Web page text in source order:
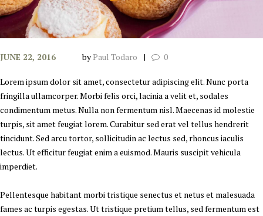
JUNE 22, 2016 byPaul Todaro 0
Lorem ipsum dolor sit amet, consectetur adipiscing elit. Nunc porta
fringilla ullamcorper. Morbi felis orci, lacinia a velit et, sodales
condimentum metus. Nulla non fermentum nisl. Maecenas id molestie
turpis, sit amet feugiat lorem. Curabitur sed erat vel tellus hendrerit
tincidunt. Sed arcu tortor, sollicitudin ac lectus sed, rhoncus iaculis
lectus. Ut efficitur feugiat enim a euismod. Mauris suscipit vehicula
imperdiet.
Pellentesque habitant morbi tristique senectus et netus et malesuada
fames ac turpis egestas. Ut tristique pretium tellus, sed fermentum est